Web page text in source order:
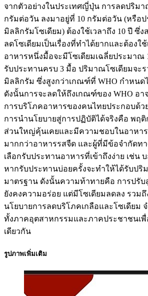
จากตัวอย่างในประเทศญี่ปุ่น การลดปริมา
กรัมต่อวัน ลงมาอยู่ที่ 10 กรัมต่อวัน (หรือป
มิลลิกรัมโซเดียม) ต้องใช้เวลาถึง 10 ปี ซึ่
ลดโซเดียมเป็นเรื่องที่ทำได้ยากและต้องใ
อาหารหนึ่งมื้อจะมีโซเดียมเฉลี่ยประมาณ
รับประทานครบ 3 มื้อ ปริมาณโซเดียมจะร
มิลลิกรัม ซึ่งสูงกว่าเกณฑ์ที่ WHO กำหนด
ดังนั้นการจะลดให้ถึงเกณฑ์ของ WHO อ
การบริโภคอาหารของคนไทยประกอบด้ว
การนำนโยบายสู่การปฏิบัติได้จริงคือ พฤ
ส่วนใหญ่คุ้นเคยและมีความชอบในอาหา
มากกว่าอาหารรสจืด และผู้ที่มีข้อจำกัดทา
เลือกรับประทานอาหารที่เข้าถึงง่าย เช่น
หากรับประทานบ่อยครั้งจะทำให้ได้รับปริ
มาตรฐาน ดังนั้นความท้าทายคือ การปรับ
ยังคงความอร่อย แต่มีโซเดียมลดลง รวม
นโยบายการลดบริโภคเกลือและโซเดียม
ทั้งภาคอุตสาหกรรมและภาคประชาชนเพื่
เดียวกัน
รูปภาพเพิ่มเติม